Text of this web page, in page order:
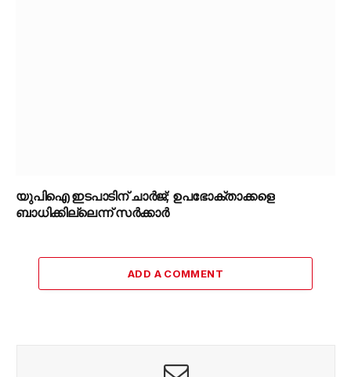
യുപിഐ ഇടപാടിന് ചാര്‍ജ്; ഉപഭോക്താക്കളെ
ബാധിക്കില്ലെന്ന് സർക്കാർ
ADD A COMMENT